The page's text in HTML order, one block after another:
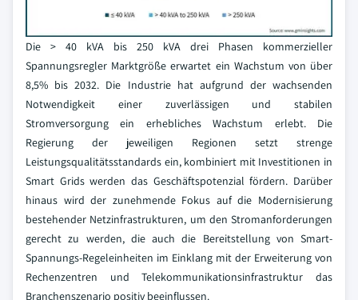
Die > 40 kVA bis 250 kVA drei Phasen kommerzieller
Spannungsregler Marktgröße erwartet ein Wachstum von über
8,5% bis 2032. Die Industrie hat aufgrund der wachsenden
Notwendigkeit einer zuverlässigen und stabilen
Stromversorgung ein erhebliches Wachstum erlebt. Die
Regierung der jeweiligen Regionen setzt strenge
Leistungsqualitätsstandards ein, kombiniert mit Investitionen in
Smart Grids werden das Geschäftspotenzial fördern. Darüber
hinaus wird der zunehmende Fokus auf die Modernisierung
bestehender Netzinfrastrukturen, um den Stromanforderungen
gerecht zu werden, die auch die Bereitstellung von Smart-
Spannungs-Regeleinheiten im Einklang mit der Erweiterung von
Rechenzentren und Telekommunikationsinfrastruktur das
Branchenszenario positiv beeinflussen.